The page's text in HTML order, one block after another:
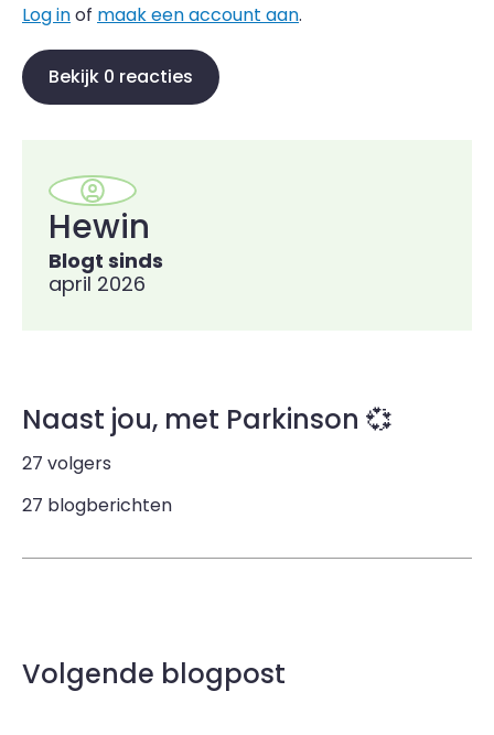
Log inof maak een account aan.
Bekijk 0 reacties
Hewin
Blogt sinds
april 2026
Naast jou, met Parkinson 💞
27 volgers
27 blogberichten
Volgende blogpost